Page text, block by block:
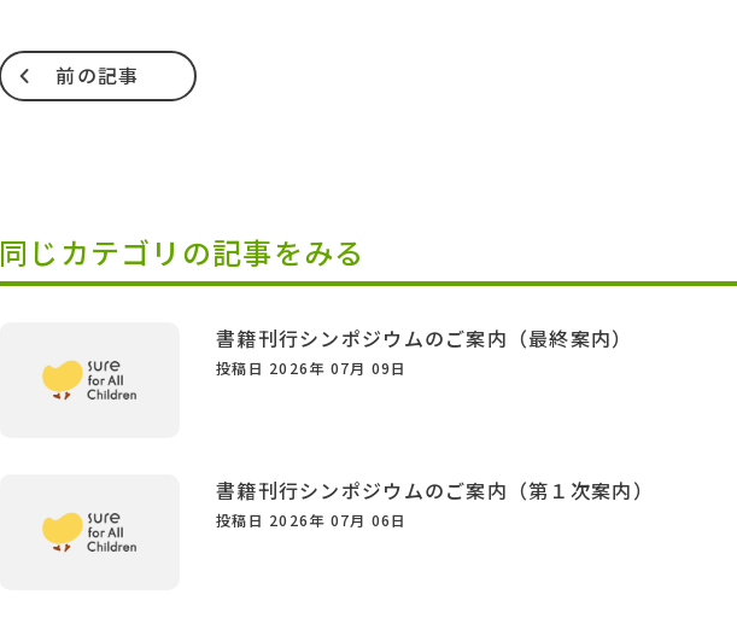
前の記事
同じカテゴリの記事をみる
書籍刊行シンポジウムのご案内（最終案内）
投稿日 2026年 07月 09日
書籍刊行シンポジウムのご案内（第１次案内）
投稿日 2026年 07月 06日